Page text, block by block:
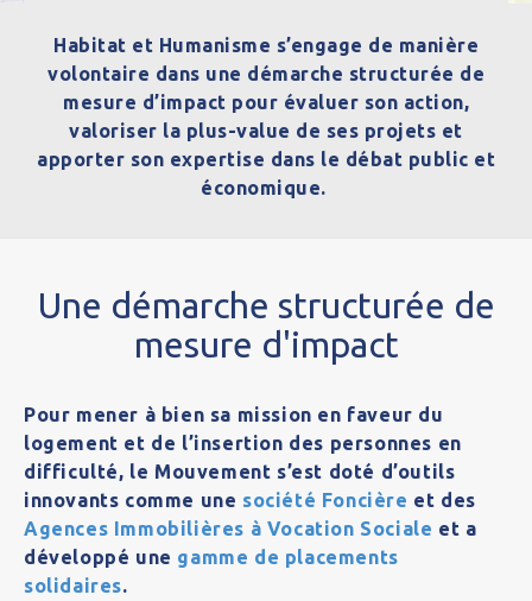
Habitat et Humanisme s’engage de manière
volontaire dans une démarche structurée de
mesure d’impact pour évaluer son action,
valoriser la plus-value de ses projets et
apporter son expertise dans le débat public et
économique.
Une démarche structurée de
mesure d'impact
Pour mener à bien sa mission en faveur du
logement et de l’insertion des personnes en
difficulté, le Mouvement s’est doté d’outils
innovants comme une société Foncière et des
Agences Immobilières à Vocation Sociale et a
développé une gamme de placements
solidaires.